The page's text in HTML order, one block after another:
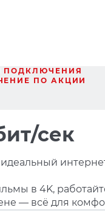
ПОДКЛЮЧЕНИЯ
ПО АКЦИИ
сек
в 4K,
— всё для